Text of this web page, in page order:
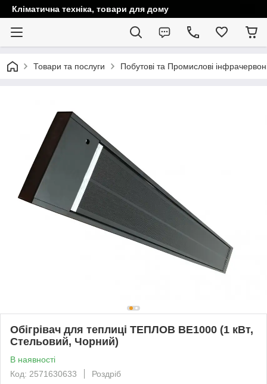
Кліматична техніка, товари для дому
Товари та послуги Побутові та Промислові інфрачервоні
Обігрівач для теплиці ТЕПЛОВ ВЕ1000 (1 кВт,
Стельовий, Чорний)
В наявності
Код: 2571630633
Роздріб